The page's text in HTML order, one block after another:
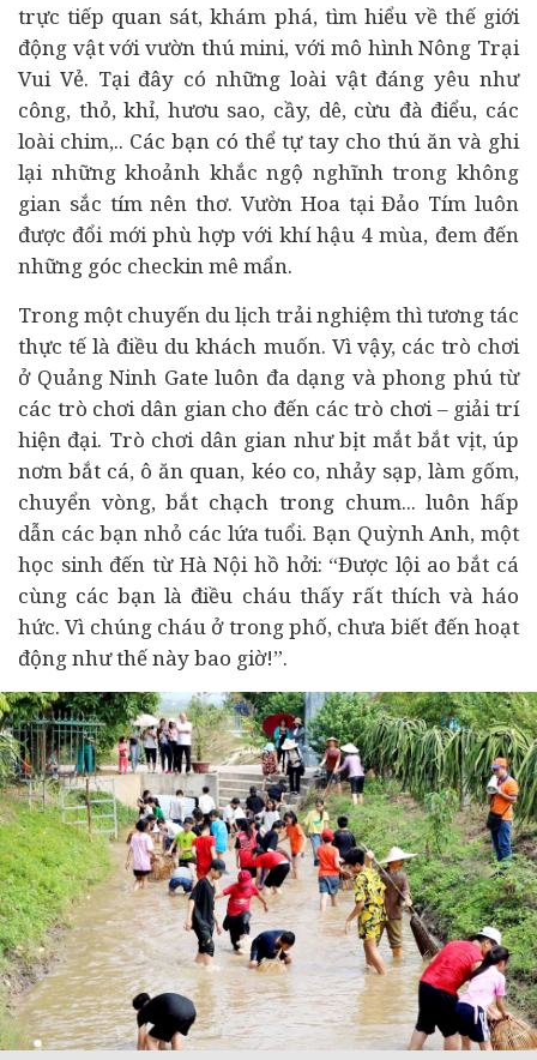
trực tiếp quan sát, khám phá, tìm hiểu về thế giới
động vật với vườn thú mini, với mô hình Nông Trại
Vui Vẻ. Tại đây có những loài vật đáng yêu như
công, thỏ, khỉ, hươu sao, cầy, dê, cừu đà điểu, các
loài chim,.. Các bạn có thể tự tay cho thú ăn và ghi
lại những khoảnh khắc ngộ nghĩnh trong không
gian sắc tím nên thơ. Vườn Hoa tại Đảo Tím luôn
được đổi mới phù hợp với khí hậu 4 mùa, đem đến
những góc checkin mê mẩn.
Trong một chuyến du lịch trải nghiệm thì tương tác
thực tế là điều du khách muốn. Vì vậy, các trò chơi
ở Quảng Ninh Gate luôn đa dạng và phong phú từ
các trò chơi dân gian cho đến các trò chơi – giải trí
hiện đại. Trò chơi dân gian như bịt mắt bắt vịt, úp
nơm bắt cá, ô ăn quan, kéo co, nhảy sạp, làm gốm,
chuyển vòng, bắt chạch trong chum... luôn hấp
dẫn các bạn nhỏ các lứa tuổi. Bạn Quỳnh Anh, một
học sinh đến từ Hà Nội hồ hởi: “Được lội ao bắt cá
cùng các bạn là điều cháu thấy rất thích và háo
hức. Vì chúng cháu ở trong phố, chưa biết đến hoạt
động như thế này bao giờ!”.